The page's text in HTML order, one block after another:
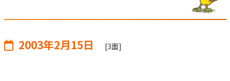
2003年2月15日 [3面]